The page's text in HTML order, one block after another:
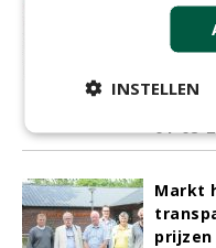
licht
1 als
succes
01-08-
Markt
INSTELLEN